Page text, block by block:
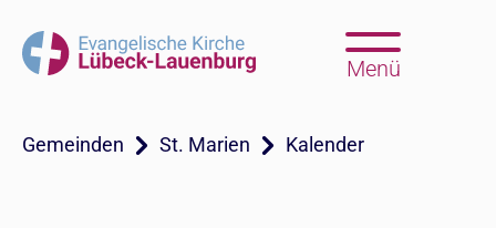
Menü
Gemeinden St. Marien Kalender